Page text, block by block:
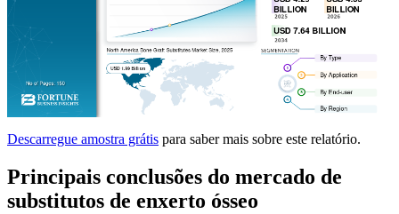
Descarregue amostra grátis para saber mais sobre este relatório.
Principais conclusões do mercado de
substitutos de enxerto ósseo